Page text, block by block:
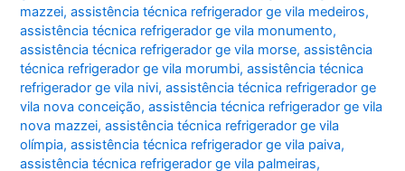
mazzei,assistência técnica refrigerador ge vila medeiros,
assistência técnica refrigerador ge vila monumento,
assistência técnica refrigerador ge vila morse,assistência
técnica refrigerador ge vila morumbi,assistência técnica
refrigerador ge vila nivi,assistência técnica refrigerador ge
vila nova conceição,assistência técnica refrigerador ge vila
nova mazzei,assistência técnica refrigerador ge vila
olímpia,assistência técnica refrigerador ge vila paiva,
assistência técnica refrigerador ge vila palmeiras,